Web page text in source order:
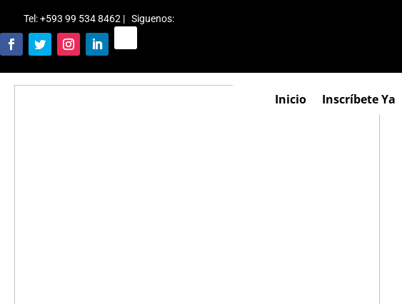
Tel: +593 99 534 8462 | Siguenos:
Inicio Inscríbete Ya